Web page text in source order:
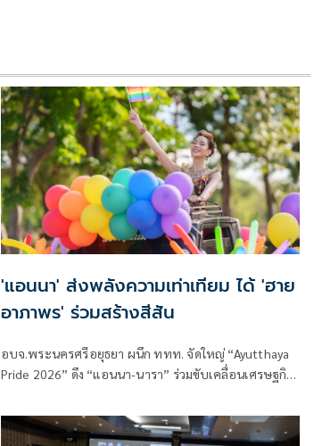
'แอนนา' ส่งพลังความเท่าเทียม ได้ 'ฮาย
อาภาพร' ร่วมสร้างสีสัน
อบจ.พระนครศรีอยุธยา ผนึก ททท. จัดใหญ่ “Ayutthaya
Pride 2026” ดึง “แอนนา-นารา” ร่วมขับเคลื่อนเศรษฐกิจ
สร้างสรรค์ โดยมี สมทรง พันธ์เจริญวรกุล นายกองค์การ
บริหารส่วนจังหวัดพระนครศรีอยุธยา เป็นประธานเปิด